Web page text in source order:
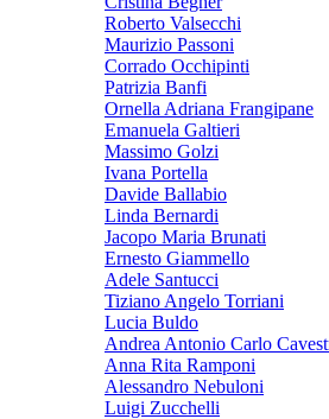
Roberto Valsecchi
Maurizio Passoni
Corrado Occhipinti
Patrizia Banfi
Ornella Adriana Frangipane
Emanuela Galtieri
Massimo Golzi
Ivana Portella
Davide Ballabio
Linda Bernardi
Jacopo Maria Brunati
Ernesto Giammello
Adele Santucci
Tiziano Angelo Torriani
Lucia Buldo
Andrea Antonio Carlo
Anna Rita Ramponi
Alessandro Nebuloni
Luigi Zucchelli